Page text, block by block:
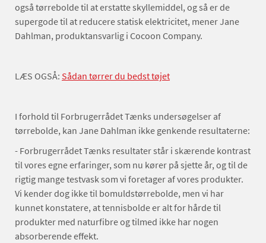
også tørrebolde til at erstatte skyllemiddel, og så er de
supergode til at reducere statisk elektricitet, mener Jane
Dahlman, produktansvarlig i Cocoon Company.
LÆS OGSÅ: Sådan tørrer du bedst tøjet
I forhold til Forbrugerrådet Tænks undersøgelser af
tørrebolde, kan Jane Dahlman ikke genkende resultaterne:
- Forbrugerrådet Tænks resultater står i skærende kontrast
til vores egne erfaringer, som nu kører på sjette år, og til de
rigtig mange testvask som vi foretager af vores produkter.
Vi kender dog ikke til bomuldstørrebolde, men vi har
kunnet konstatere, at tennisbolde er alt for hårde til
produkter med naturfibre og tilmed ikke har nogen
absorberende effekt.